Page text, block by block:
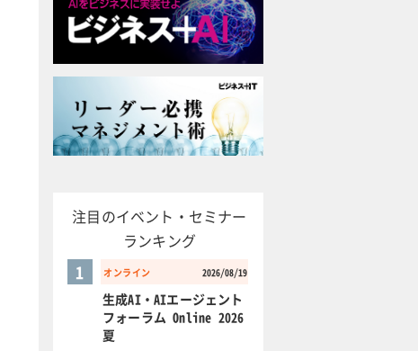
注目のイベント・セミナー
ランキング
オンライン 2026/08/19
1
生成AI・AIエージェント
フォーラム Online 2026
夏